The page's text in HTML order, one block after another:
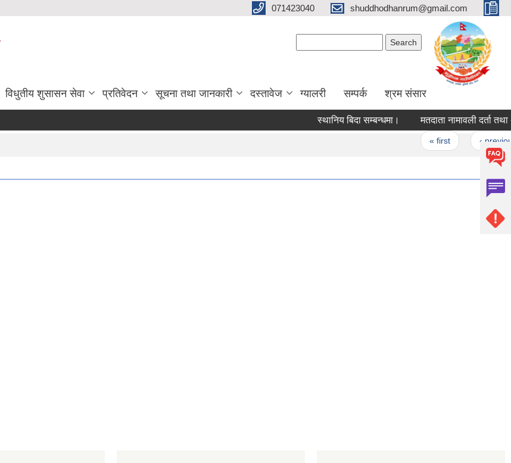
071423040 shuddhodhanrum@gmail.com
विधुतीय शुसासन सेवा प्रतिवेदन सूचना तथा जानकारी दस्तावेज ग्यालरी सम्पर्क श्रम संसार
स्थानिय बिदा सम्बन्धमा। मतदाता नामावली दर्ता तथा
‹ previous